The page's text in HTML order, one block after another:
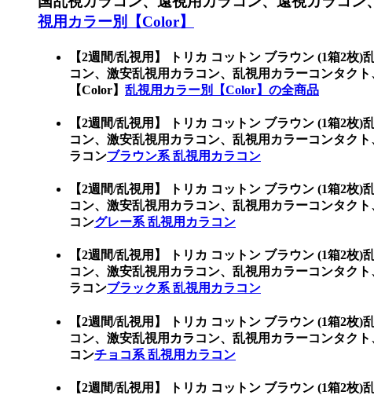
視用カラー別【Color】
【2週間/乱視用】 トリカ コットン ブラウン (1箱2枚)
コン、激安乱視用カラコン、乱視用カラーコンタク
【Color】 乱視用カラー別【Color】の全商品
【2週間/乱視用】 トリカ コットン ブラウン (1箱2枚)
コン、激安乱視用カラコン、乱視用カラーコンタク
ラコンブラウン系 乱視用カラコン
【2週間/乱視用】 トリカ コットン ブラウン (1箱2枚)
コン、激安乱視用カラコン、乱視用カラーコンタク
コングレー系 乱視用カラコン
【2週間/乱視用】 トリカ コットン ブラウン (1箱2枚)
コン、激安乱視用カラコン、乱視用カラーコンタク
ラコンブラック系 乱視用カラコン
【2週間/乱視用】 トリカ コットン ブラウン (1箱2枚)
コン、激安乱視用カラコン、乱視用カラーコンタク
コンチョコ系 乱視用カラコン
【2週間/乱視用】 トリカ コットン ブラウン (1箱2枚)